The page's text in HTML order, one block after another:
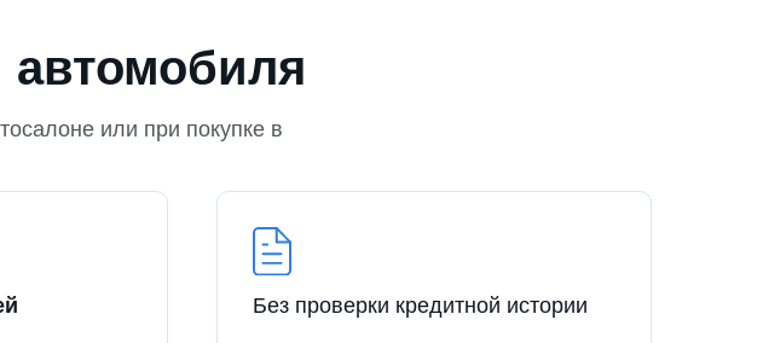
автомобиля
или при покупке в
Без проверки кредитной истории